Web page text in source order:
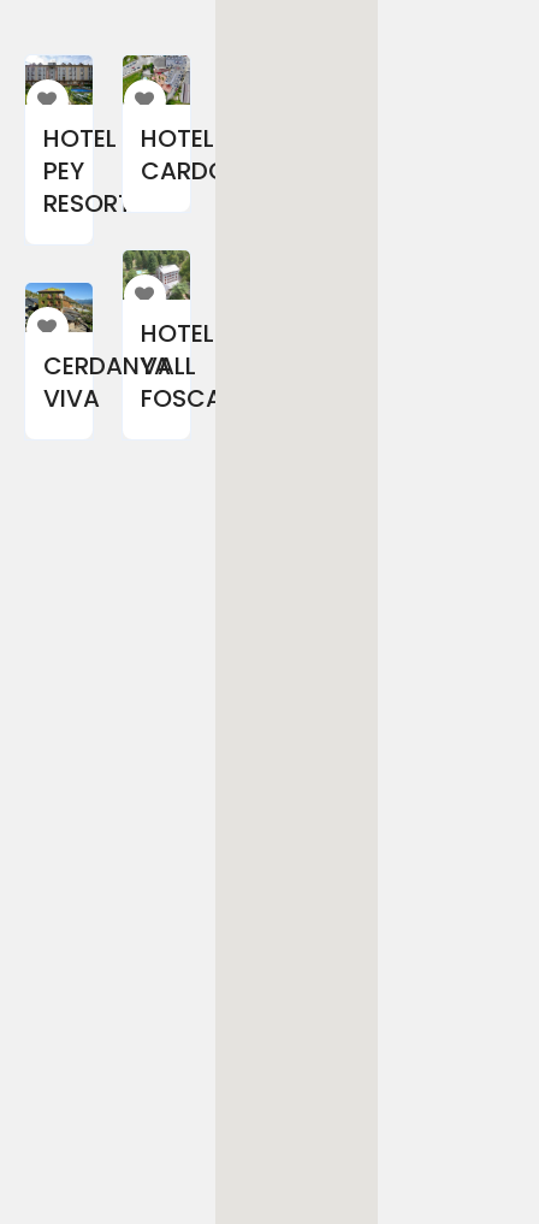
HOTEL
PEY
RESORT
HOTEL
CARDOS
HOTEL
VALL
FOSCA
CERDANYA
VIVA